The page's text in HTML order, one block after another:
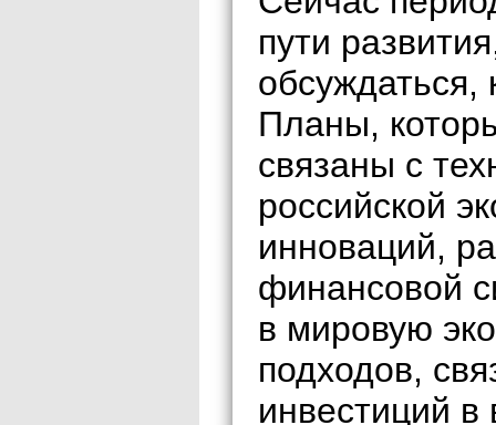
пути
обсуждаться,
Планы,
связаны с
российской
инноваций,
финансовой
в мировую
подходов,
инвестиций в